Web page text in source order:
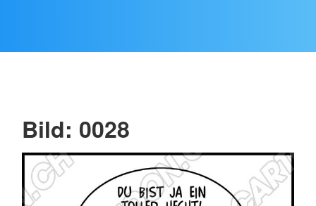
Bild: 0028